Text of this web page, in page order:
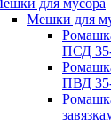
Мешки для
ПСД
ПВД